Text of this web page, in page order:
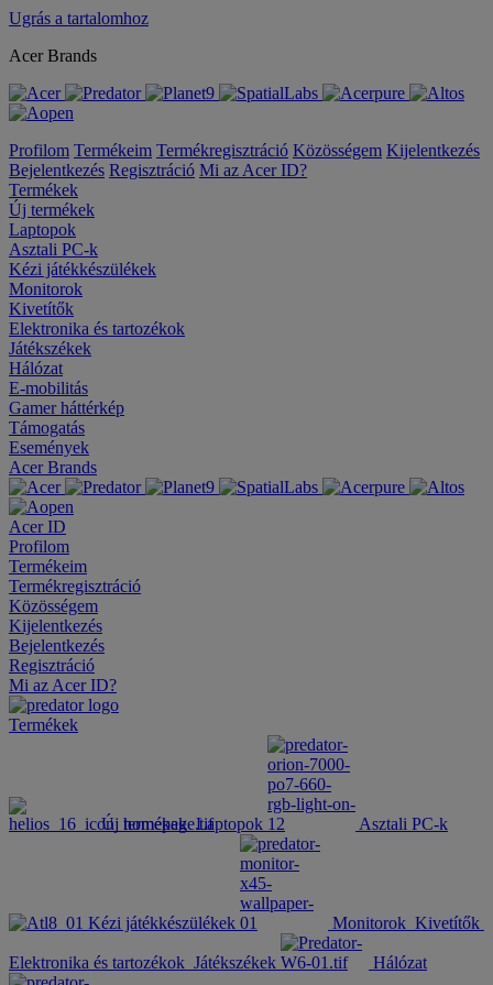
Ugrás a tartalomhoz
Acer Brands
Profilom Termékeim Termékregisztráció Közösségem Kijelentkezés
Bejelentkezés Regisztráció Mi az Acer ID?
Termékek
Új termékek
Laptopok
Asztali PC-k
Kézi játékkészülékek
Monitorok
Kivetítők
Elektronika és tartozékok
Játékszékek
Hálózat
E-mobilitás
Gamer háttérkép
Támogatás
Események
Acer Brands
Acer ID
Profilom
Termékeim
Termékregisztráció
Közösségem
Kijelentkezés
Bejelentkezés
Regisztráció
Mi az Acer ID?
Termékek
Új termékek Laptopok Asztali PC-k
Kézi játékkészülékek Monitorok Kivetítők
Elektronika és tartozékok Játékszékek Hálózat